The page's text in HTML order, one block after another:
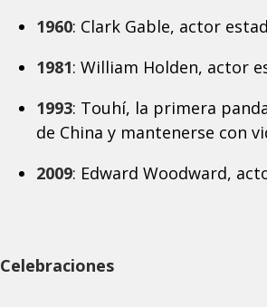
1960: Clark Gable, actor
1981: William Holden, actor
1993: Touhí, la primera
de China y mantenerse con
2009: Edward Woodward,
Celebraciones